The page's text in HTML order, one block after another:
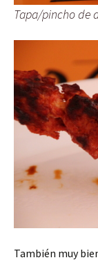
Tapa/pincho de
También muy